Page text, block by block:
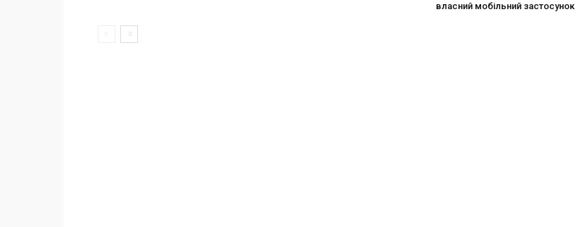
власний мобільний застосунок